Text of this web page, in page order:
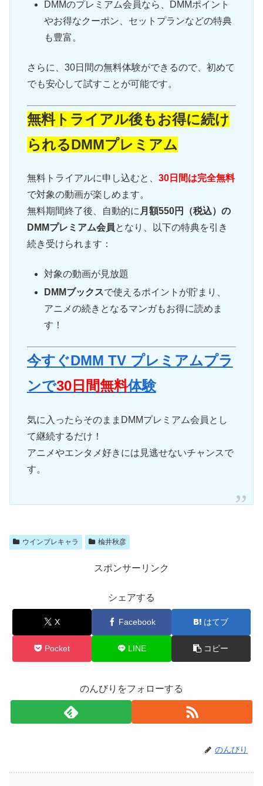
DMMのプレミアム会員なら、DMMポイント
やお得なクーポン、セットプランなどの特典
も豊富。
さらに、30日間の無料体験ができるので、初めて
でも安心して試すことが可能です。
無料トライアル後もお得に続け
られるDMMプレミアム
無料トライアルに申し込むと、 30日間は完全無料
で対象の動画が楽しめます。
無料期間終了後、自動的に 月額550円（税込）の
DMMプレミアム会員となり、以下の特典を引き
続き受けられます：
対象の動画が見放題
DMMブックスで使えるポイントが貯まり、
アニメの続きとなるマンガもお得に読めま
す！
今すぐDMM TV プレミアムプラ
ンで30日間無料体験
気に入ったらそのままDMMプレミアム会員とし
て継続するだけ！
アニメやエンタメ好きには見逃せないチャンスで
す。
ウインブレキャラ 楡井秋彦
スポンサーリンク
シェアする
X Facebook はてブ
Pocket LINE コピー
のんびりをフォローする
のんびり